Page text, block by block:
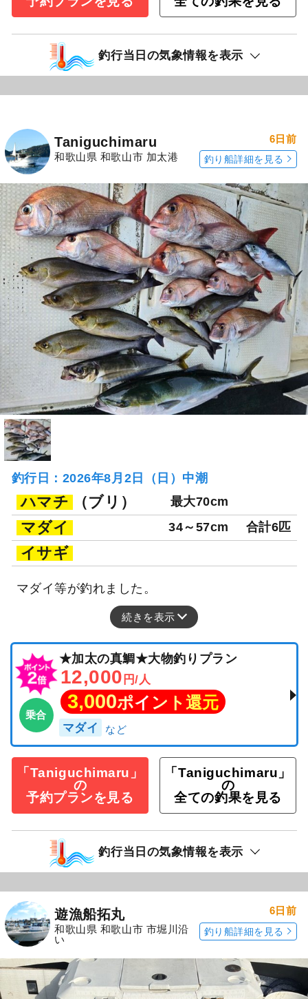
釣行当日の気象情報を表示
Taniguchimaru
和歌山県 和歌山市 加太港
6日前
釣り船詳細を見る
釣行日：2026年8月2日（日）中潮
ハマチ （ブリ） 最大70cm
マダイ 34～57cm 合計6匹
イサギ
マダイ等が釣れました。
続きを表示
乗合
★加太の真鯛★大物釣りプラン
12,000 円/人
3,000ポイント還元
マダイ
「Taniguchimaru」
の
予約プランを見る
「Taniguchimaru」
の
全ての釣果を見る
釣行当日の気象情報を表示
遊漁船拓丸
和歌山県 和歌山市 市堀川沿
い
6日前
釣り船詳細を見る